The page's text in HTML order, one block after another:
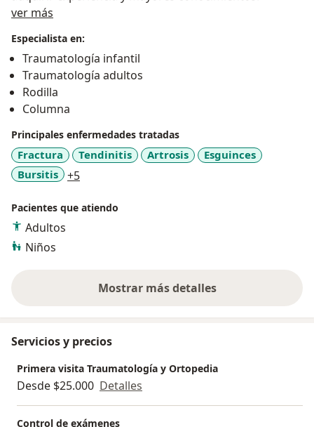
ver más
Especialista en:
Traumatología infantil
Traumatología adultos
Rodilla
Columna
Principales enfermedades tratadas
Fractura Tendinitis Artrosis
Esguinces
Bursitis
+5a11y_sr_more_diseases
Pacientes que atiendo
Adultos
Niños
Mostrar más detalles
sobre la experiencia
Servicios y precios
Primera visita Traumatología y Ortopedia
Desde $25.000 Detalles
Control de exámenes